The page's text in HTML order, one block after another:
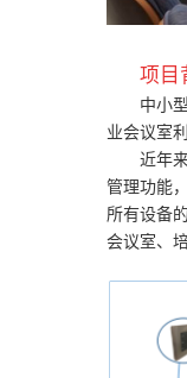
项目
中小
业会议室
近年
管理功能
所有设备
会议室、